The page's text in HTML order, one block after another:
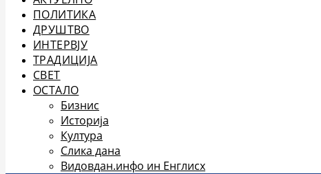
ПОЛИТИКА
ДРУШТВО
ИНТЕРВЈУ
ТРАДИЦИЈА
СВЕТ
ОСТАЛО
Бизнис
Историја
Култура
Слика дана
Видовдан.инфо ин Енглисх